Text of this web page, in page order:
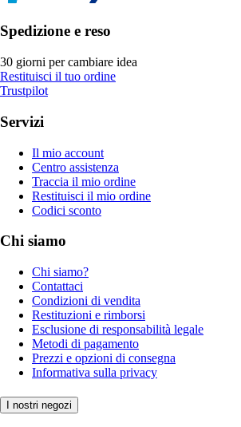
Spedizione e reso
30 giorni per cambiare idea
Restituisci il tuo ordine
Trustpilot
Servizi
Il mio account
Centro assistenza
Traccia il mio ordine
Restituisci il mio ordine
Codici sconto
Chi siamo
Chi siamo?
Contattaci
Condizioni di vendita
Restituzioni e rimborsi
Esclusione di responsabilità legale
Metodi di pagamento
Prezzi e opzioni di consegna
Informativa sulla privacy
I nostri negozi